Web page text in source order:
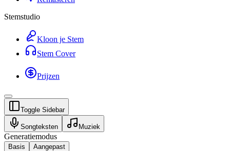
Stemstudio
Kloon je Stem
Stem Cover
Prijzen
Toggle Sidebar
Songteksten Muziek
Generatiemodus
Basis Aangepast